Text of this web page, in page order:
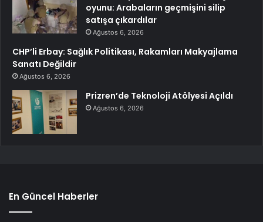
oyunu: Arabaların geçmişini silip
satışa çıkardılar
Ağustos 6, 2026
CHP’li Erbay: Sağlık Politikası, Rakamları Makyajlama
Sanatı Değildir
Ağustos 6, 2026
Prizren’de Teknoloji Atölyesi Açıldı
Ağustos 6, 2026
En Güncel Haberler